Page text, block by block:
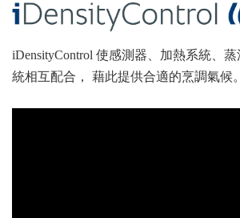
iDensityControl 使感測器、加熱系統、
統相互配合， 藉此提供合適的烹調氣候。